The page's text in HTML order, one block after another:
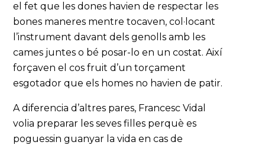
el fet que les dones havien de respectar les
bones maneres mentre tocaven, col·locant
l’instrument davant dels genolls amb les
cames juntes o bé posar-lo en un costat. Així
forçaven el cos fruit d’un torçament
esgotador que els homes no havien de patir.
A diferencia d’altres pares, Francesc Vidal
volia preparar les seves filles perquè es
poguessin guanyar la vida en cas de